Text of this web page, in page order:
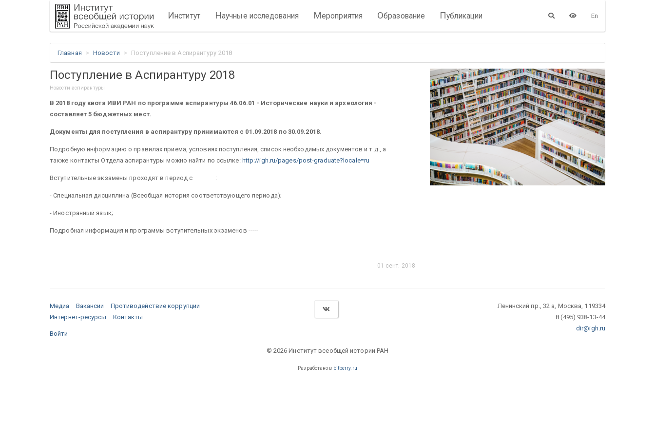
Институт Научные исследования Мероприятия Образование Публикации En
Главная Новости Поступление в Аспирантуру 2018
Поступление в Аспирантуру 2018
Новости аспирантуры
В 2018 году квота ИВИ РАН по программе аспирантуры 46.06.01 - Исторические науки и археология -
составляет 5 бюджетных мест.
Документы для поступления в аспирантуру принимаются с 01.09.2018 по 30.09.2018.
Подробную информацию о правилах приема, условиях поступления, список необходимых документов и т.д., а
также контакты Отдела аспирантуры можно найти по ссылке: http://igh.ru/pages/post-graduate?locale=ru
Вступительные экзамены проходят в период с :
- Специальная дисциплина (Всеобщая история соответствующего периода);
- Иностранный язык;
Подробная информация и программы вступительных экзаменов -----
01 сент. 2018
Медиа Вакансии
Противодействие коррупции
Интернет-ресурсы
Контакты
Войти
Ленинский пр., 32 а, Москва, 119334
8 (495) 938-13-44
dir@igh.ru
© 2026 Институт всеобщей истории РАН
Разработано в bitberry.ru